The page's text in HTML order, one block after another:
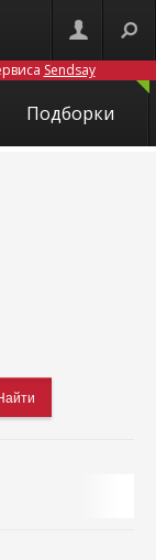
Sendsay
Подборки